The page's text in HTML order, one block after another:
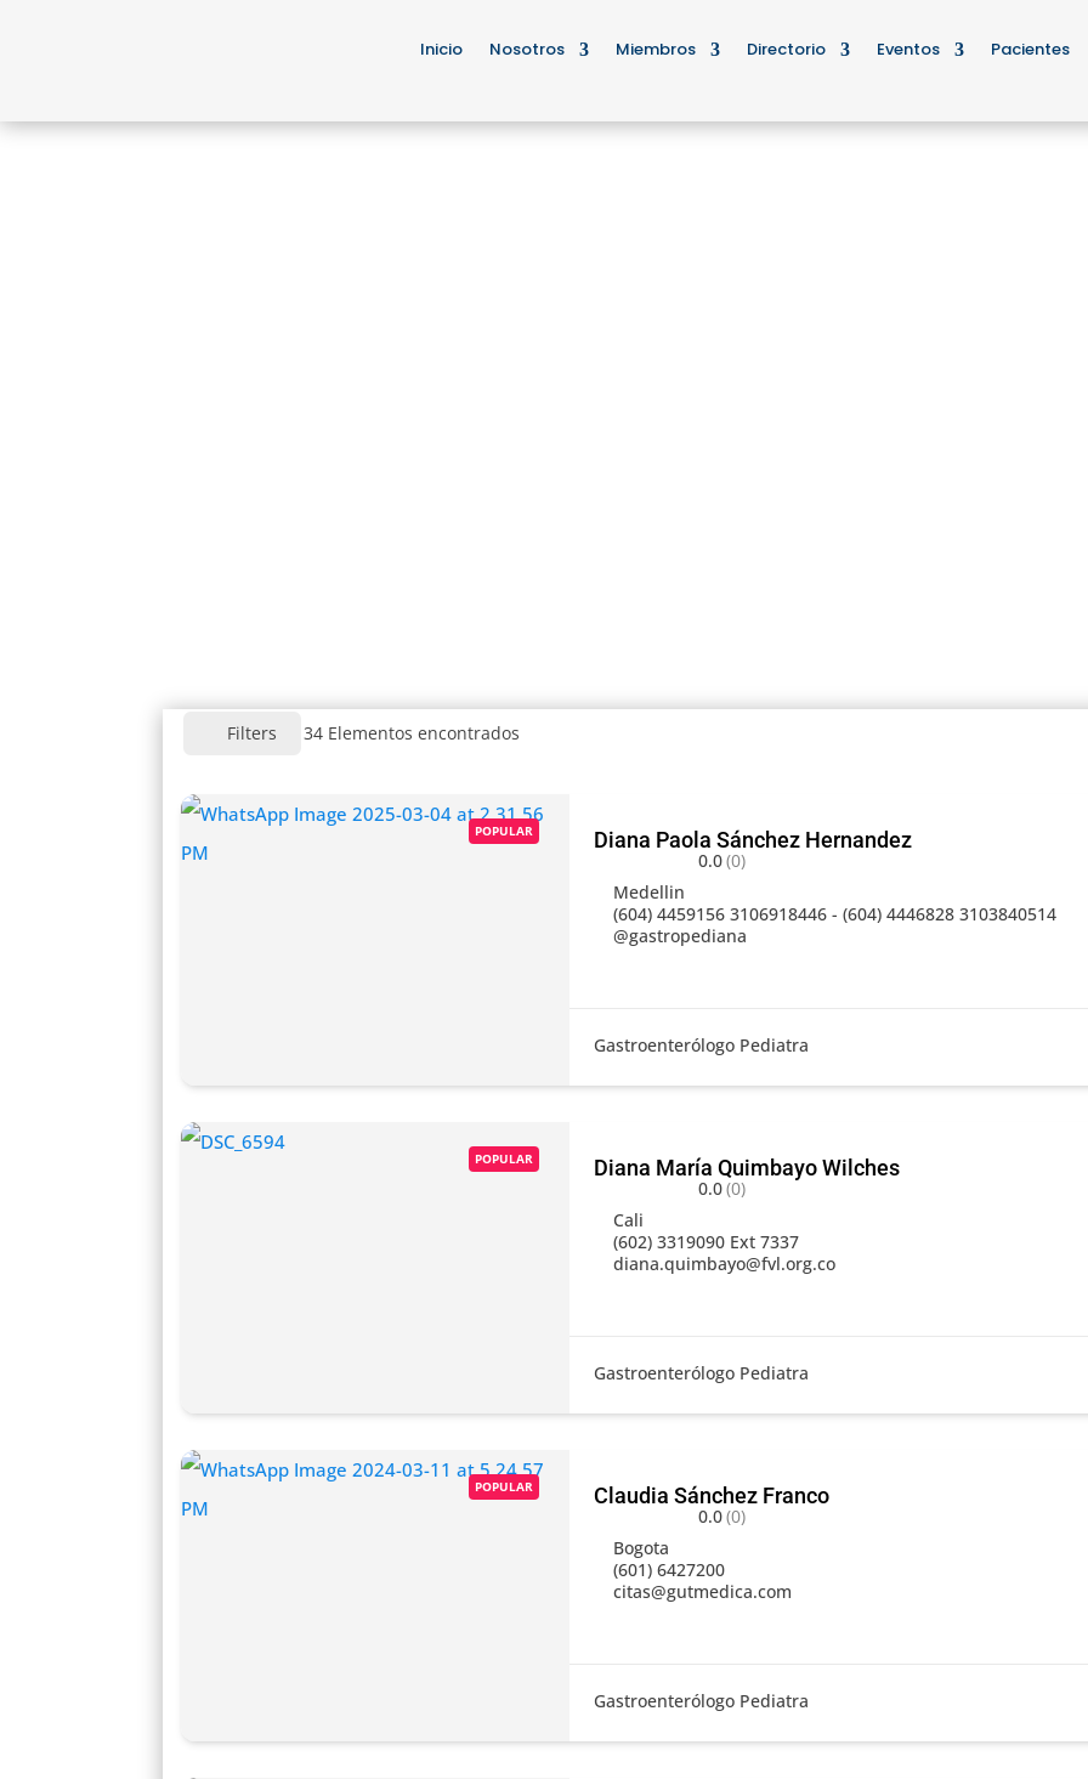
Inicio Nosotros Miembros Directorio Eventos Pacientes
Filters 34 Elementos encontrados
POPULAR Diana Paola Sánchez Hernandez
0.0(0)
Medellin
(604) 4459156 3106918446 - (604) 4446828 3103840514
@gastropediana
Gastroenterólogo Pediatra
POPULAR Diana María Quimbayo Wilches
0.0(0)
Cali
(602) 3319090 Ext 7337
diana.quimbayo@fvl.org.co
Gastroenterólogo Pediatra
POPULAR Claudia Sánchez Franco
0.0(0)
Bogota
(601) 6427200
citas@gutmedica.com
Gastroenterólogo Pediatra